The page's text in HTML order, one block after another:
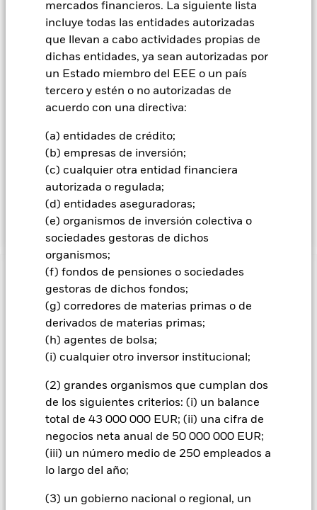
mercados financieros. La siguiente lista
incluye todas las entidades autorizadas
que llevan a cabo actividades propias de
dichas entidades, ya sean autorizadas por
un Estado miembro del EEE o un país
tercero y estén o no autorizadas de
acuerdo con una directiva:
(a) entidades de crédito;
(b) empresas de inversión;
(c) cualquier otra entidad financiera
autorizada o regulada;
(d) entidades aseguradoras;
(e) organismos de inversión colectiva o
sociedades gestoras de dichos
organismos;
(f) fondos de pensiones o sociedades
gestoras de dichos fondos;
(g) corredores de materias primas o de
derivados de materias primas;
(h) agentes de bolsa;
(i) cualquier otro inversor institucional;
(2) grandes organismos que cumplan dos
de los siguientes criterios: (i) un balance
total de 43 000 000 EUR; (ii) una cifra de
negocios neta anual de 50 000 000 EUR;
(iii) un número medio de 250 empleados a
lo largo del año;
(3) un gobierno nacional o regional, un
Global Aggregate Corporate Index (el Índice). El Fondo se
gestiona de forma pasiva y el gestor de inversiones (GI) tiene
potestad para seleccionar las inversiones del Fondo, y al
hacerlo podrá tomar en consideración el Índice. El Fondo
invierte en los valores de renta fija (RF) (como bonos) que
medioambiental, social y de gobierno corporativo («ESG»)
rentabilidad de valores de RF con un tipo de interés fijo o
fijo/variable y categoría de inversión, con al menos un año
hasta su vencimiento final, emitidos por empresas de los
sectores industrial, financiero y de servicios públicos a escala
mundial. El Índice está ponderado por capitalización bursátil
INFORMACIÓN IMPORTANTE: Capital en Riesgo.
de las inversiones y los ingresos derivados de ellas pueden
subir o bajar, y no están garantizados. Es posible que los
inversores no recuperen la cantidad invertida originalmente.
El riesgo de crédito, los cambios en los tipos de interés y/o los
incumplimientos de los emisores tendrán un impacto
Las rebajas de la calificación de solvencia potenciales o reales
pueden incrementar el nivel de riesgo. El riesgo de inversión
se concentra en ciertos mercados, países, divisas o empresas.
Ello significa que el Fondo es más sensible a cualquier hecho
regulador. El Fondo pretende excluir a las empresas que
participen en determinadas actividades incompatibles con
realizar una evaluación ética personal del filtro ESG del Fondo